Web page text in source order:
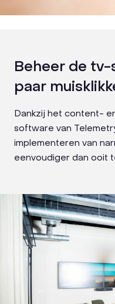
Beheer de
paar
Dankzij het content-
software van
implementeren van
eenvoudiger dan ooit